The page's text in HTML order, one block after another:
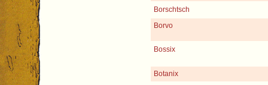
Borschtsch
Borvo
Bossix
Botanix